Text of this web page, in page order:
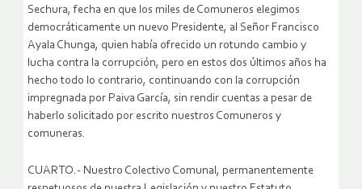
Sechura, fecha en que los miles de Comuneros elegimos
democráticamente un nuevo Presidente, al Señor Francisco
Ayala Chunga, quien había ofrecido un rotundo cambio y
lucha contra la corrupción, pero en estos dos últimos años ha
hecho todo lo contrario, continuando con la corrupción
impregnada por Paiva García, sin rendir cuentas a pesar de
haberlo solicitado por escrito nuestros Comuneros y
comuneras.
CUARTO.- Nuestro Colectivo Comunal, permanentemente